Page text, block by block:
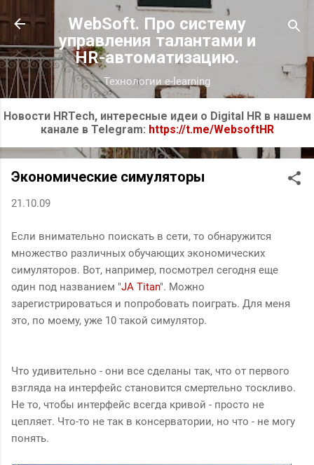
К основному контенту
WebSoft. Про систему
управления талантами и
HR-автоматизацию.
Технологии e-learning
Новости HRTech, интересные идеи о Digital HR в нашем
канале в Telegram: https://t.me/WebsoftHR
Экономические симуляторы
21.10.09
Если внимательно поискать в сети, то обнаружится
множество различных обучающих экономических
симуляторов. Вот, например, посмотрел сегодня еще
один под названием "JA Titan". Можно
зарегистрироваться и попробовать поиграть. Для меня
это, по моему, уже 10 такой симулятор.
Что удивительно - они все сделаны так, что от первого
взгляда на интерфейс становится смертельно тоскливо.
Не то, чтобы интерфейс всегда кривой - просто не
цепляет. Что-то не так в консерватории, но что - не могу
понять.